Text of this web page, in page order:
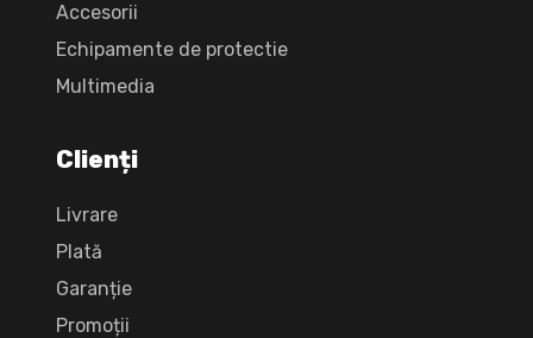
Accesorii
Echipamente de protectie
Multimedia
Clienți
Livrare
Plată
Garanție
Promoții